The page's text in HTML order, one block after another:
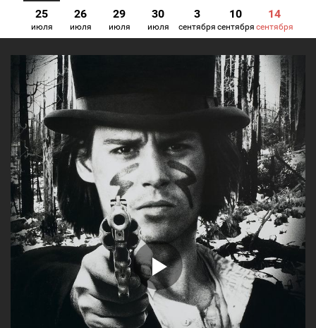
25
июля
26
июля
29
июля
30
июля
3
сентября
10
сентября
14
сентября